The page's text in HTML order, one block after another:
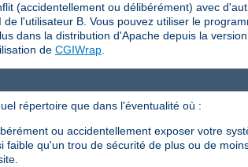
(accidentellement ou délibérément) avec
l'utilisateur B. Vous pouvez utiliser le
dans la distribution d'Apache depuis la
de CGIWrap.
répertoire que dans l'éventualité où :
ou accidentellement exposer votre
qu'un trou de sécurité de plus ou de